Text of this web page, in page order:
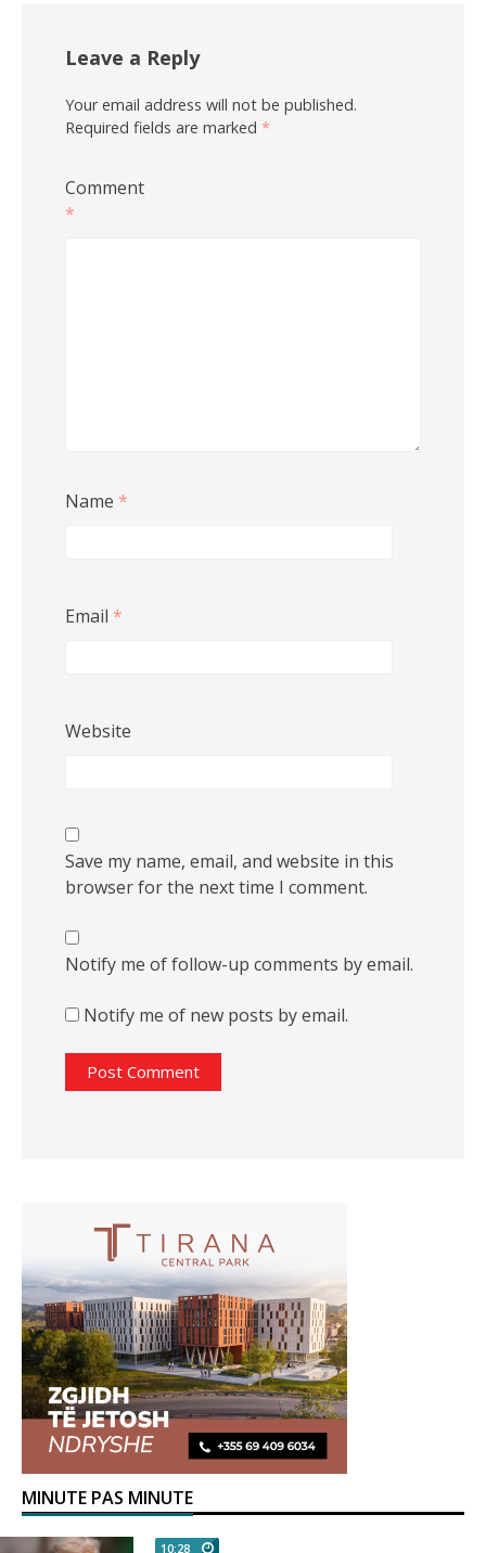
Leave a Reply
Your email address will not be published.
Required fields are marked *
Comment
*
Name *
Email *
Website
Save my name, email, and website in this
browser for the next time I comment.
Notify me of follow-up comments by email.
Notify me of new posts by email.
MINUTE PAS MINUTE
10:28